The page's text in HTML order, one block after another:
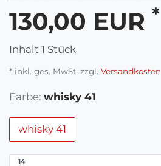
130,00 EUR *
Inhalt 1 Stück
* inkl. ges. MwSt. zzgl. Versandkosten
Farbe: whisky 41
whisky 41
14